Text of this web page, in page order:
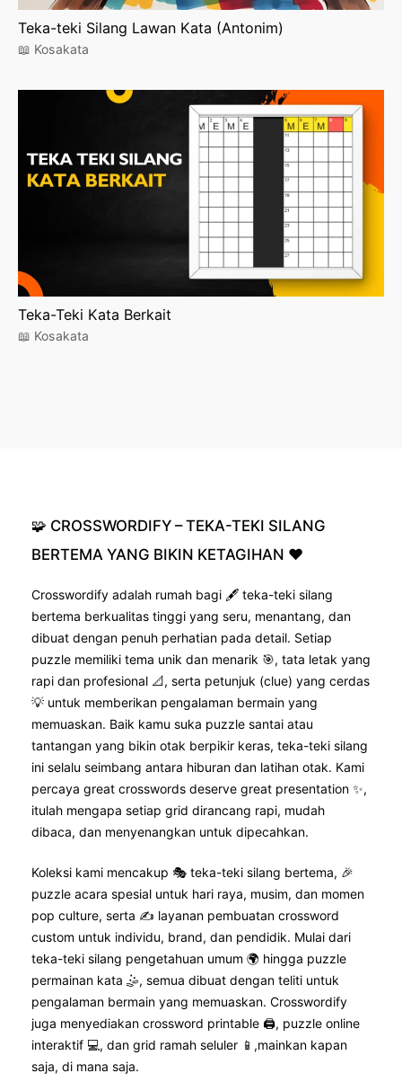
Teka-teki Silang Lawan Kata (Antonim)
📖 Kosakata
Teka-Teki Kata Berkait
📖 Kosakata
🧩 CROSSWORDIFY – TEKA-TEKI SILANG
BERTEMA YANG BIKIN KETAGIHAN ❤️
Crosswordify adalah rumah bagi 🖋️ teka-teki silang
bertema berkualitas tinggi yang seru, menantang, dan
dibuat dengan penuh perhatian pada detail. Setiap
puzzle memiliki tema unik dan menarik 🎯, tata letak yang
rapi dan profesional 📐, serta petunjuk (clue) yang cerdas
💡 untuk memberikan pengalaman bermain yang
memuaskan. Baik kamu suka puzzle santai atau
tantangan yang bikin otak berpikir keras, teka-teki silang
ini selalu seimbang antara hiburan dan latihan otak. Kami
percaya great crosswords deserve great presentation ✨,
itulah mengapa setiap grid dirancang rapi, mudah
dibaca, dan menyenangkan untuk dipecahkan.
Koleksi kami mencakup 🎭 teka-teki silang bertema, 🎉
puzzle acara spesial untuk hari raya, musim, dan momen
pop culture, serta ✍️ layanan pembuatan crossword
custom untuk individu, brand, dan pendidik. Mulai dari
teka-teki silang pengetahuan umum 🌍 hingga puzzle
permainan kata 🤹, semua dibuat dengan teliti untuk
pengalaman bermain yang memuaskan. Crosswordify
juga menyediakan crossword printable 🖨️, puzzle online
interaktif 💻, dan grid ramah seluler 📱,mainkan kapan
saja, di mana saja.